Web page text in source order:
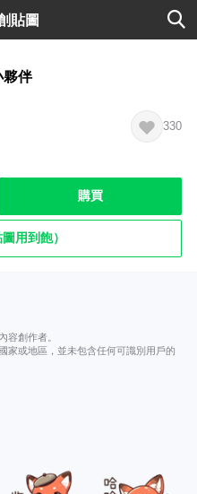
貼圖
夥伴
330
購買
用到飽）
容創作者。
家或地區，並未包含任何可識別用戶的